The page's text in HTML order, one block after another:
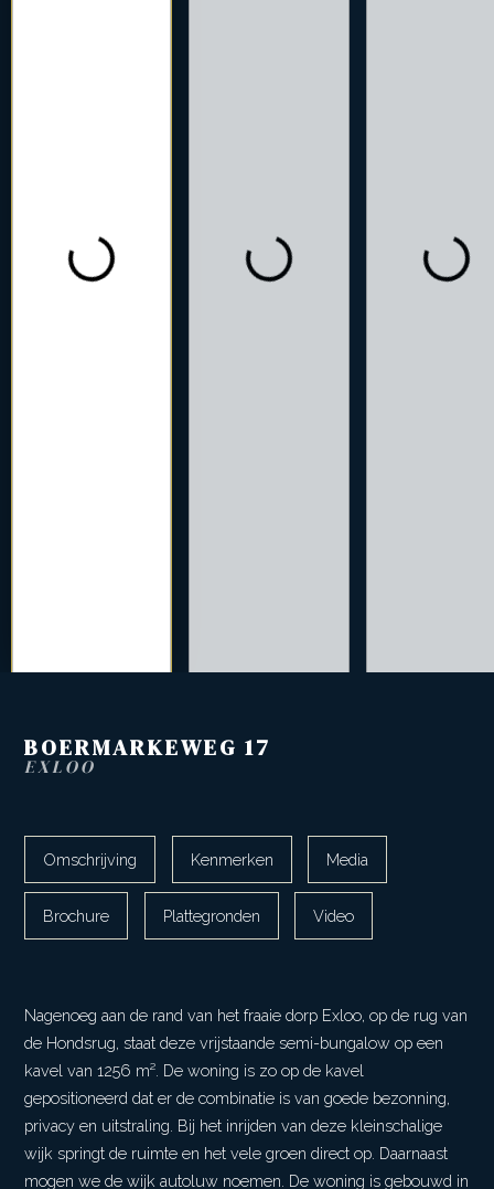
BOERMARKEWEG 17
EXLOO
Omschrijving Kenmerken Media
Brochure Plattegronden Video
Nagenoeg aan de rand van het fraaie dorp Exloo, op de rug van
de Hondsrug, staat deze vrijstaande semi-bungalow op een
kavel van 1256 m². De woning is zo op de kavel
gepositioneerd dat er de combinatie is van goede bezonning,
privacy en uitstraling. Bij het inrijden van deze kleinschalige
wijk springt de ruimte en het vele groen direct op. Daarnaast
mogen we de wijk autoluw noemen. De woning is gebouwd in